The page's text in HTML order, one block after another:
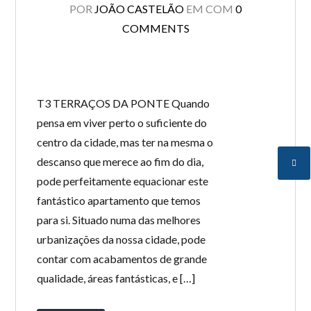
POR JOÃO CASTELÃO EM COM 0
COMMENTS
T3 TERRAÇOS DA PONTE Quando
pensa em viver perto o suficiente do
centro da cidade, mas ter na mesma o
descanso que merece ao fim do dia,
pode perfeitamente equacionar este
fantástico apartamento que temos
para si. Situado numa das melhores
urbanizações da nossa cidade, pode
contar com acabamentos de grande
qualidade, áreas fantásticas, e […]